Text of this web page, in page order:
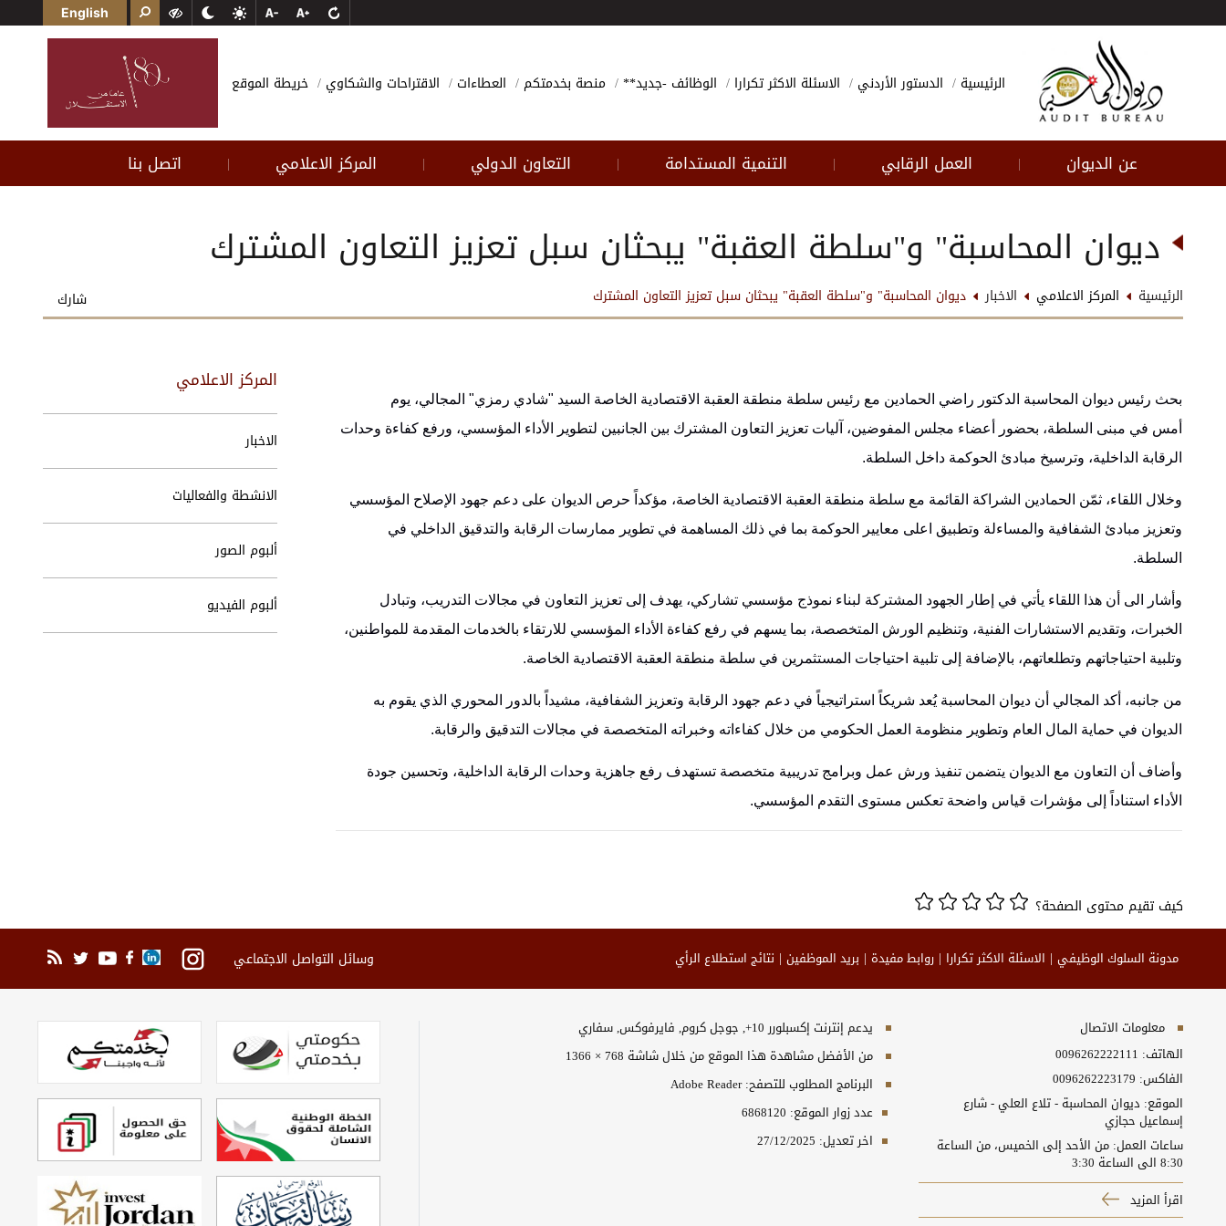
English
الرئيسية الدستور الأردني الاسئلة الاكثر تكرارا الوظائف -جديد** منصة بخدمتكم العطاءات الاقتراحات والشكاوي خريطة الموقع
عن الديوان | العمل الرقابي | التنمية المستدامة | التعاون الدولي | المركز الاعلامي | اتصل بنا
ديوان المحاسبة" و"سلطة العقبة" يبحثان سبل تعزيز التعاون المشترك
الرئيسية المركز الاعلامي الاخبار ديوان المحاسبة" و"سلطة العقبة" يبحثان سبل تعزيز التعاون المشترك شارك
بحث رئيس ديوان المحاسبة الدكتور راضي الحمادين مع رئيس سلطة منطقة العقبة الاقتصادية الخاصة السيد "شادي رمزي" المجالي، يوم
أمس في مبنى السلطة، بحضور أعضاء مجلس المفوضين، آليات تعزيز التعاون المشترك بين الجانبين لتطوير الأداء المؤسسي، ورفع كفاءة وحدات
الرقابة الداخلية، وترسيخ مبادئ الحوكمة داخل السلطة.
وخلال اللقاء، ثمّن الحمادين الشراكة القائمة مع سلطة منطقة العقبة الاقتصادية الخاصة، مؤكداً حرص الديوان على دعم جهود الإصلاح المؤسسي
وتعزيز مبادئ الشفافية والمساءلة وتطبيق اعلى معايير الحوكمة بما في ذلك المساهمة في تطوير ممارسات الرقابة والتدقيق الداخلي في
السلطة.
وأشار الى أن هذا اللقاء يأتي في إطار الجهود المشتركة لبناء نموذج مؤسسي تشاركي، يهدف إلى تعزيز التعاون في مجالات التدريب، وتبادل
الخبرات، وتقديم الاستشارات الفنية، وتنظيم الورش المتخصصة، بما يسهم في رفع كفاءة الأداء المؤسسي للارتقاء بالخدمات المقدمة للمواطنين،
وتلبية احتياجاتهم وتطلعاتهم، بالإضافة إلى تلبية احتياجات المستثمرين في سلطة منطقة العقبة الاقتصادية الخاصة.
من جانبه، أكد المجالي أن ديوان المحاسبة يُعد شريكاً استراتيجياً في دعم جهود الرقابة وتعزيز الشفافية، مشيداً بالدور المحوري الذي يقوم به
الديوان في حماية المال العام وتطوير منظومة العمل الحكومي من خلال كفاءاته وخبراته المتخصصة في مجالات التدقيق والرقابة.
وأضاف أن التعاون مع الديوان يتضمن تنفيذ ورش عمل وبرامج تدريبية متخصصة تستهدف رفع جاهزية وحدات الرقابة الداخلية، وتحسين جودة
الأداء استناداً إلى مؤشرات قياس واضحة تعكس مستوى التقدم المؤسسي.
المركز الاعلامي
الاخبار
الانشطة والفعاليات
ألبوم الصور
ألبوم الفيديو
كيف تقيم محتوى الصفحة؟
مدونة السلوك الوظيفي الاسئلة الاكثر تكرارا روابط مفيدة بريد الموظفين نتائج استطلاع الرأي وسائل التواصل الاجتماعي
معلومات الاتصال
الهاتف: 0096262222111
الفاكس: 0096262223179
الموقع: ديوان المحاسبة - تلاع العلي - شارع
إسماعيل حجازي
ساعات العمل: من الأحد إلى الخميس، من الساعة
8:30 الى الساعة 3:30
اقرأ المزيد
يدعم إنترنت إكسبلورر 10+, جوجل كروم, فايرفوكس, سفاري
من الأفضل مشاهدة هذا الموقع من خلال شاشة 768 × 1366
البرنامج المطلوب للتصفح: Adobe Reader
عدد زوار الموقع: 6868120
اخر تعديل: 27/12/2025